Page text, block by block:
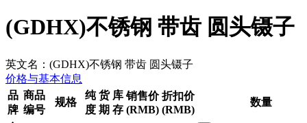
(GDHX)不锈钢 带齿 圆头镊子
英文名： (GDHX)不锈钢 带齿 圆头镊子
价格与基本信息
品
牌
商品
编号
规格
纯
度
货
期
库
存
销售价
(RMB)
折扣价
(RMB)
数量